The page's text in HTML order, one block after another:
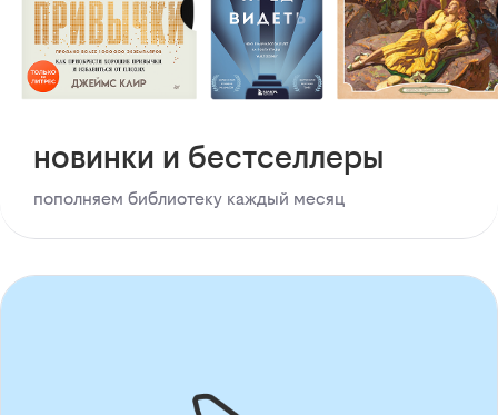
новинки и бестселлеры
пополняем библиотеку каждый месяц